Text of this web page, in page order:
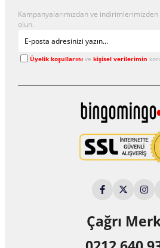
Kampanyalarımızdan ve
olun.
Üyelik koşullarınıve kişisel verilerimin
Çağrı